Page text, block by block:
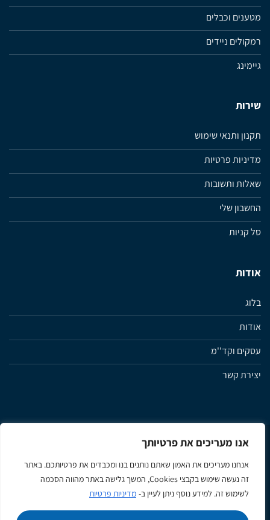
אנו מעריכים את פרטיותך
אנחנו מעריכים את האמון שאתם נותנים בנו ומכבדים את פרטיותכם. באתר
זה נעשה שימוש בקבצי Cookies, המשך גלישה באתר מהווה הסכמה
לשימוש זה. למידע נוסף ניתן לעיין ב- מדיניות פרטיות
מטענים וכבלים
רמקולים ניידים
גיימינג
שירות
תקנון ותנאי שימוש
מדיניות פרטיות
שאלות ותשובות
החשבון שלי
סל קניות
אודות
בלוג
אודות
עסקים וקד''מ
יצירת קשר
מדיניות פרטיות תנאי שימוש ותקנון האתר
Visa
MasterCard
Google
Pay
Apple
Pay